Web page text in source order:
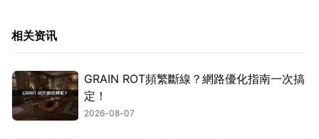
相关资讯
GRAIN ROT頻繁斷線？網路優化指南一次搞
定！
2026-08-07